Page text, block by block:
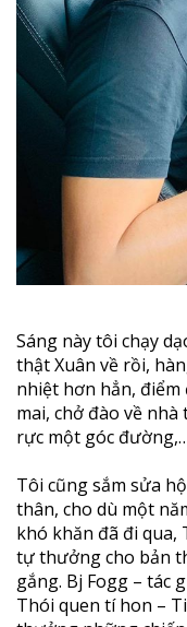
Sáng này tôi chạy
thật Xuân về rồi,
nhiệt hơn hẳn,
mai, chở đào về
rực một góc
Tôi cũng sắm sửa
thân, cho dù một
khó khăn đã đi qua,
tự thưởng cho bản
gắng. Bj Fogg – tác
Thói quen tí hon –